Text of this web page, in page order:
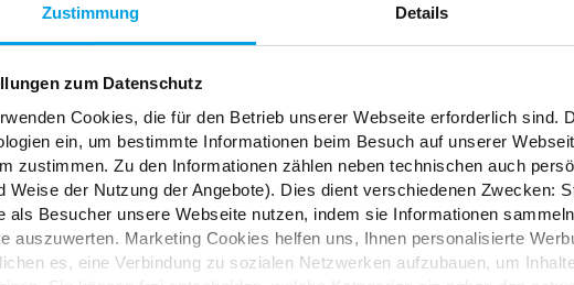
Zustimmung Details
zum Datenschutz
Cookies, die für den Betrieb unserer Webseite erforderlich sind.
ein, um bestimmte Informationen beim Besuch auf unserer
zustimmen. Zu den Informationen zählen neben technischen auch
Weise der Nutzung der Angebote). Dies dient verschiedenen Zwecken:
als Besucher unsere Webseite nutzen, indem sie Informationen
auszuwerten. Marketing Cookies helfen uns, Ihnen personalisierte
es, eine Verbindung zu sozialen Netzwerken aufzubauen, um
STORES
Portion Inspiration und Kreativität? In
Trendhopper Möbel, Stoffe und Styles.